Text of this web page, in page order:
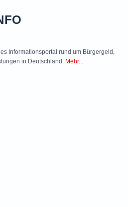
Informationsportal rund um Bürgergeld,
in Deutschland. Mehr...